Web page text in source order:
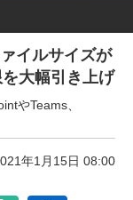
イルサイズが
大幅引き上げ
やTeams、
年1月15日 08:00